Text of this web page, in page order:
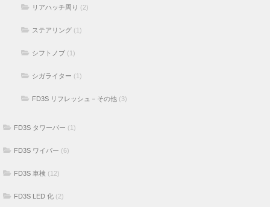
リアハッチ周り (2)
ステアリング (1)
シフトノブ (1)
シガライター (1)
FD3S リフレッシュ－その他 (3)
FD3S タワーバー (1)
FD3S ワイパー (6)
FD3S 車検 (12)
FD3S LED 化 (2)